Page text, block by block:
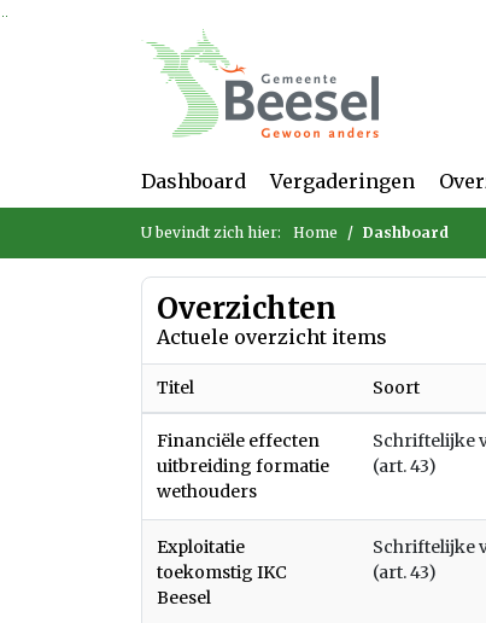
Ga naar de inhoud van deze pagina
Dashboard Vergaderingen
U bevindt zich hier: Home Dashboard
Overzichten
Actuele overzicht items
Titel Soort
Financiële effecten
uitbreiding formatie
wethouders
Schriftelijke
(art. 43)
Exploitatie
toekomstig IKC
Beesel
Schriftelijke
(art. 43)